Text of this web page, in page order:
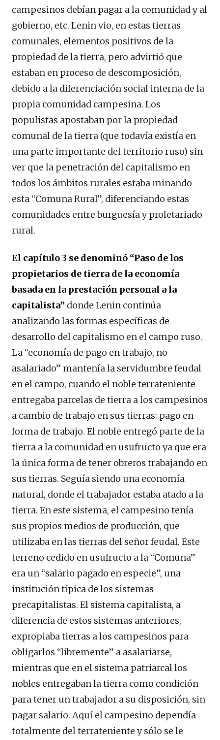
campesinos debían pagar a la comunidad y al
gobierno, etc. Lenin vio, en estas tierras
comunales, elementos positivos de la
propiedad de la tierra, pero advirtió que
estaban en proceso de descomposición,
debido a la diferenciación social interna de la
propia comunidad campesina. Los
populistas apostaban por la propiedad
comunal de la tierra (que todavía existía en
una parte importante del territorio ruso) sin
ver que la penetración del capitalismo en
todos los ámbitos rurales estaba minando
esta “Comuna Rural”, diferenciando estas
comunidades entre burguesía y proletariado
rural.
El capítulo 3 se denominó “Paso de los
propietarios de tierra de la economía
basada en la prestación personal a la
capitalista” donde Lenin continúa
analizando las formas específicas de
desarrollo del capitalismo en el campo ruso.
La “economía de pago en trabajo, no
asalariado” mantenía la servidumbre feudal
en el campo, cuando el noble terrateniente
entregaba parcelas de tierra a los campesinos
a cambio de trabajo en sus tierras: pago en
forma de trabajo. El noble entregó parte de la
tierra a la comunidad en usufructo ya que era
la única forma de tener obreros trabajando en
sus tierras. Seguía siendo una economía
natural, donde el trabajador estaba atado a la
tierra. En este sistema, el campesino tenía
sus propios medios de producción, que
utilizaba en las tierras del señor feudal. Este
terreno cedido en usufructo a la “Comuna”
era un “salario pagado en especie”, una
institución típica de los sistemas
precapitalistas. El sistema capitalista, a
diferencia de estos sistemas anteriores,
expropiaba tierras a los campesinos para
obligarlos “libremente” a asalariarse,
mientras que en el sistema patriarcal los
nobles entregaban la tierra como condición
para tener un trabajador a su disposición, sin
pagar salario. Aquí el campesino dependía
totalmente del terrateniente y sólo se le